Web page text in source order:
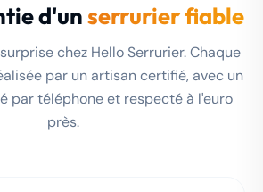
d'unserrurier fiable
chez Hello Serrurier. Chaque
par un artisan certifié, avec un
par téléphone et respecté à l'euro
près.